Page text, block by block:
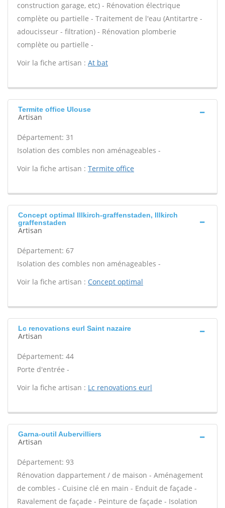
construction garage, etc) - Rénovation électrique
complète ou partielle - Traitement de l'eau (Antitartre -
adoucisseur - filtration) - Rénovation plomberie
complète ou partielle -
Voir la fiche artisan : At bat
Termite office Ulouse
Artisan
Département: 31
Isolation des combles non aménageables -
Voir la fiche artisan : Termite office
Concept optimal Illkirch-graffenstaden, Illkirch
graffenstaden
Artisan
Département: 67
Isolation des combles non aménageables -
Voir la fiche artisan : Concept optimal
Lc renovations eurl Saint nazaire
Artisan
Département: 44
Porte d'entrée -
Voir la fiche artisan : Lc renovations eurl
Garna-outil Aubervilliers
Artisan
Département: 93
Rénovation dappartement / de maison - Aménagement
de combles - Cuisine clé en main - Enduit de façade -
Ravalement de façade - Peinture de façade - Isolation